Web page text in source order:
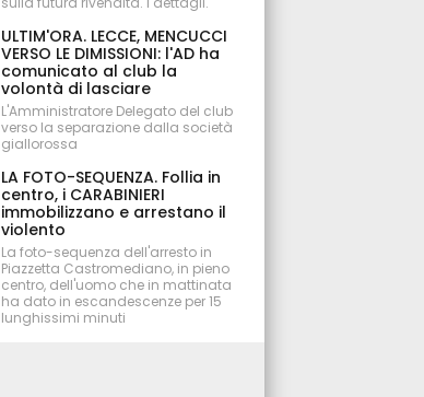
ULTIM'ORA. LECCE, MENCUCCI
VERSO LE DIMISSIONI: l'AD ha
comunicato al club la
volontà di lasciare
L'Amministratore Delegato del club
verso la separazione dalla società
giallorossa
LA FOTO-SEQUENZA. Follia in
centro, i CARABINIERI
immobilizzano e arrestano il
violento
La foto-sequenza dell'arresto in
Piazzetta Castromediano, in pieno
centro, dell'uomo che in mattinata
ha dato in escandescenze per 15
lunghissimi minuti